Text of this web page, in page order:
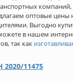
оптовые цены
Выгодно
в нашем
так как
2020/11475